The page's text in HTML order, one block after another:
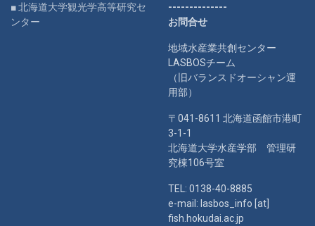
■ 北海道大学観光学高等研究セ
ンター
--------------
お問合せ
地域水産業共創センター
LASBOSチーム
（旧バランスドオーシャン運
用部）
〒041-8611 北海道函館市港町
3-1-1
北海道大学水産学部 管理研
究棟106号室
TEL: 0138-40-8885
e-mail: lasbos_info [at]
fish.hokudai.ac.jp